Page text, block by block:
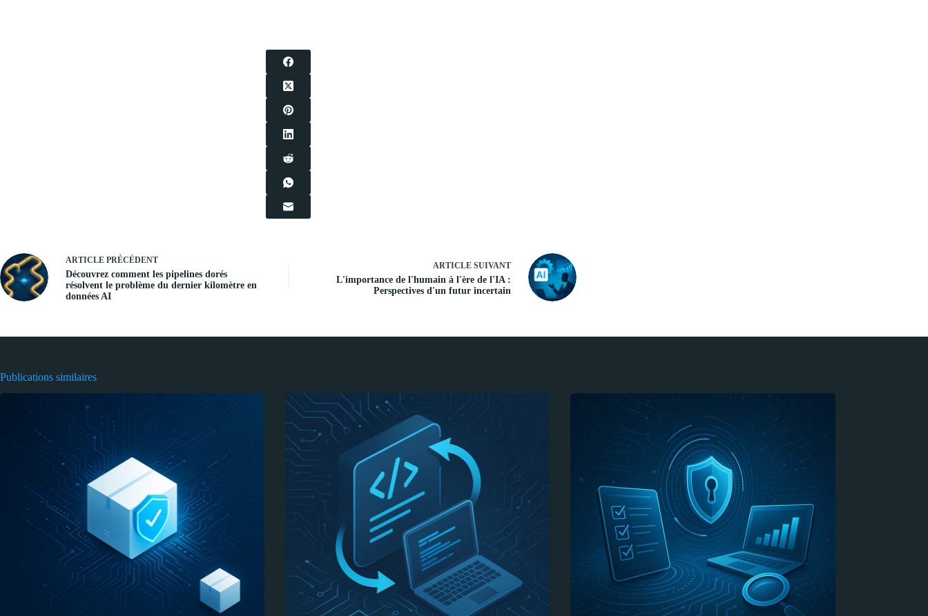
ARTICLE PRÉCÉDENT
Découvrez comment les pipelines dorés
résolvent le problème du dernier kilomètre en
données AI
ARTICLESUIVANT
L'importance de l'humain à l'ère de l'IA :
Perspectives d'un futur incertain
Publications similaires